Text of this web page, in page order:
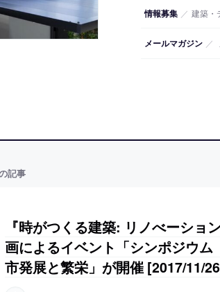
情報募集 ／ 建築・
メールマガジン ／
記事
『時がつくる建築: リノべーショ
画によるイベント「シンポジウ
市発展と繁栄」が開催 [2017/11/